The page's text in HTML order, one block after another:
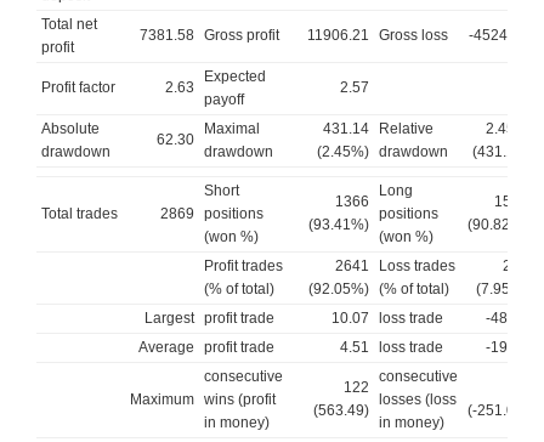
Total net
profit
7381.58 Gross profit 11906.21 Gross loss -4524.63
Profit factor 2.63
Expected
payoff
2.57
Absolute
drawdown
62.30
Maximal
drawdown
431.14
(2.45%)
Relative
drawdown
2.45%
(431.14)
Total trades 2869
Short
positions
(won %)
1366
(93.41%)
Long
positions
(won %)
1503
(90.82%)
Profit trades
(% of total)
2641
(92.05%)
Loss trades
(% of total)
228
(7.95%)
Largest profit trade 10.07 loss trade
-48.78
Average
profit trade 4.51 loss trade -19.84
Maximum
consecutive
wins (profit
in money)
122
(563.49)
consecutive
losses (loss
in money)
(-251.00)